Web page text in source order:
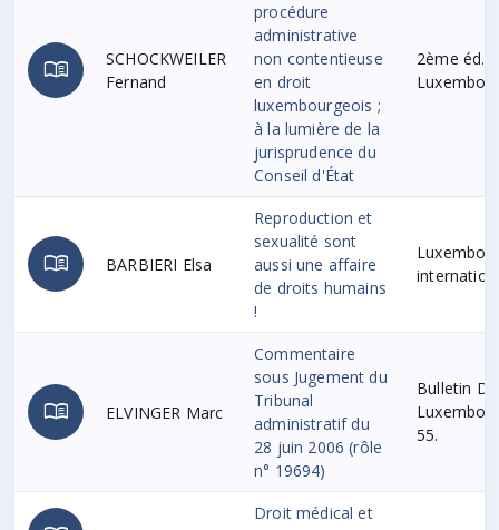
menu_book
SCHOCKWEILER
Fernand
procédure
administrative
non contentieuse
en droit
luxembourgeois ;
à la lumière de la
jurisprudence du
Conseil d'État
2ème éd.,
menu_book BARBIERI Elsa
Reproduction et
sexualité sont
aussi une affaire
de droits humains
!
menu_book ELVINGER Marc
Commentaire
sous Jugement du
Tribunal
administratif du
28 juin 2006 (rôle
n° 19694)
Bulletin
55.
Droit médical et